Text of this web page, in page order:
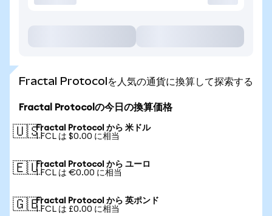
Fractal Protocolを人気の通貨に換算して探索する
Fractal Protocolの今日の換算価格
🇺🇸Fractal Protocol から 米ドル
1 FCL は $0.00 に相当
🇪🇺Fractal Protocol から ユーロ
1 FCL は €0.00 に相当
🇬🇧Fractal Protocol から 英ポンド
1 FCL は £0.00 に相当